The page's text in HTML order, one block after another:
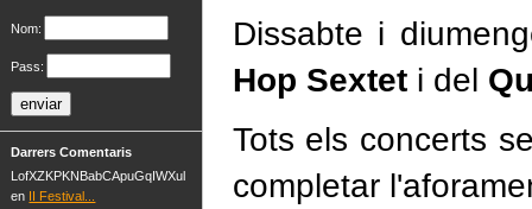
Nom:
Pass:
Darrers Comentaris
LofXZKPKNBabCApuGqIWXul
en II Festival...
Dissabte i
Hop Sexteti del
Tots els concerts
completar